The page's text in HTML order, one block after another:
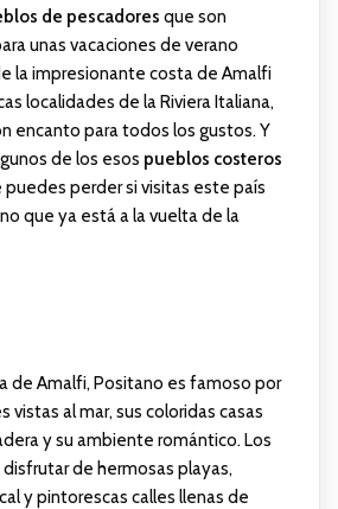
de pescadores que son
unas vacaciones de verano
la impresionante costa de Amalfi
localidades de la Riviera Italiana,
encanto para todos los gustos. Y
de los esos pueblos costeros
perder si visitas este país
que ya está a la vuelta de la
de Amalfi, Positano es famoso por
vistas al mar, sus coloridas casas
y su ambiente romántico. Los
de hermosas playas,
y pintorescas calles llenas de